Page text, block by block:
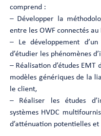
comprend :
– Développer la
entre les OWF connectés au
– Le développement
d’étudier les phénomènes
– Réalisation d’études EMT
modèles génériques de la
le client,
– Réaliser les études
systèmes HVDC
d’atténuation potentielles et